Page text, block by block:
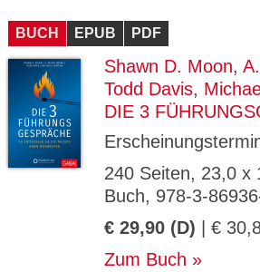
BUCH EPUB PDF
Shawn D. Moon,
Todd Davis,
DIE 3
240 Seiten, 23,0 x
Buch, 978-3-
€ 29,90 (D) | €
Zum Buch